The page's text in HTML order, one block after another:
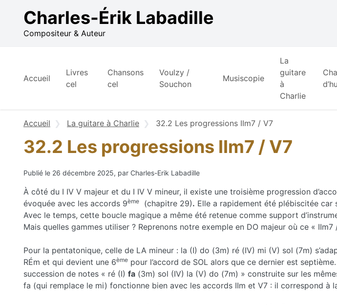
Charles-Érik Labadille
Compositeur & Auteur
Accueil
Livres
cel
Chansons
cel
Voulzy /
Souchon
Musiscopie
La
guitare
à
Charlie
Accueil La guitare à Charlie 32.2 Les progressions IIm7 / V7
32.2 Les progressions IIm7 / V7
Publié le 26 décembre 2025, par Charles-Erik Labadille
À côté du I IV V majeur et du I IV V mineur, il existe une troisième progression
évoquée avec les accords 9ème (chapitre 29). Elle a rapidement été plébiscitée car
Avec le temps, cette boucle magique a même été retenue comme support
Mais quelles gammes utiliser ? Reprenons notre exemple en DO majeur où ce « IIm7
Pour la pentatonique, celle de LA mineur : la (I) do (3m) ré (IV) mi (V) sol (7m)
RÉm et qui devient une 6ème pour l’accord de SOL alors que ce dernier est
succession de notes « ré (I) fa (3m) sol (IV) la (V) do (7m) » construite sur les
fa (qui remplace le mi) fonctionne bien avec les accords IIm et V7 : il correspond à